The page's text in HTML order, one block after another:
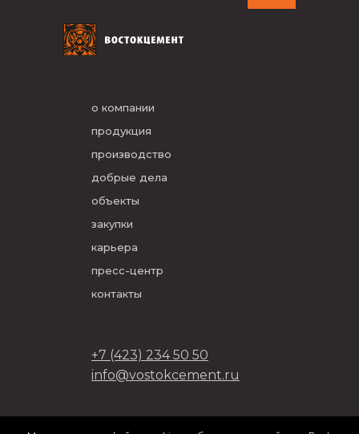
о компании
продукция
производство
добрые дела
объекты
закупки
карьера
пресс-центр
контакты
+7 (423) 234 50 50
info@vostokcement.ru